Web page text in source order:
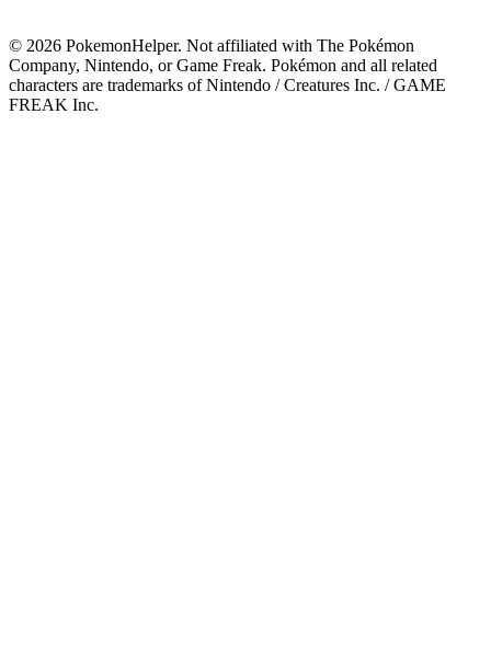
© 2026 PokemonHelper. Not affiliated with The Pokémon
Company, Nintendo, or Game Freak. Pokémon and all related
characters are trademarks of Nintendo / Creatures Inc. / GAME
FREAK Inc.